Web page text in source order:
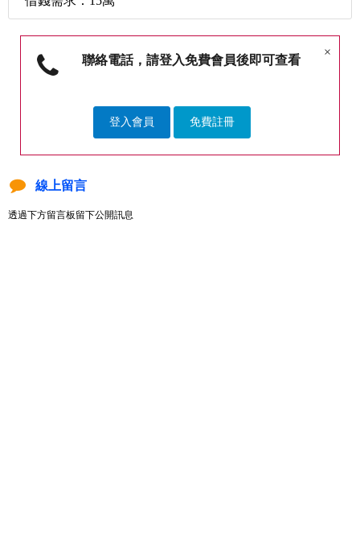
×
聯絡電話，請登入免費會員後即可查看
登入會員 免費註冊
線上留言
透過下方留言板留下公開訊息